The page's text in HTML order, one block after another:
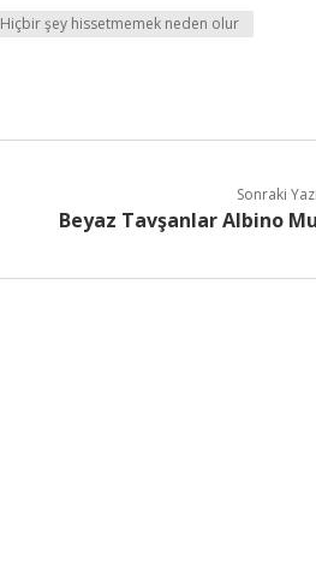
Hiçbir şey hissetmemek neden olur
Sonraki Yazı
Beyaz Tavşanlar Albino Mu